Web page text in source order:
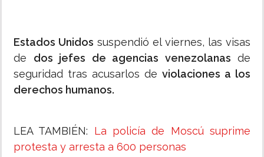
Estados Unidos suspendió el viernes, las visas
de dos jefes de agencias venezolanas de
seguridad tras acusarlos de violaciones a los
derechos humanos.
LEA TAMBIÉN: La policía de Moscú suprime
protesta y arresta a 600 personas